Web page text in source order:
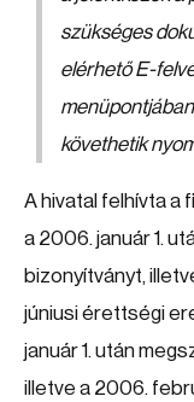
szükséges
elérhető E-
követhetik
A hivatal felhívta a
a 2006. január 1.
bizonyítványt,
júniusi érettségi
január 1. után
illetve a 2006.